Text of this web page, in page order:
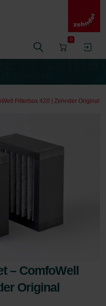
0
Filterbox 420 | Zehnder Original
– ComfoWell
Original